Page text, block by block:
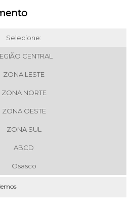
Selecione:
CENTRAL
ZONA LESTE
ZONA NORTE
ZONA OESTE
ZONA SUL
ABCD
Osasco